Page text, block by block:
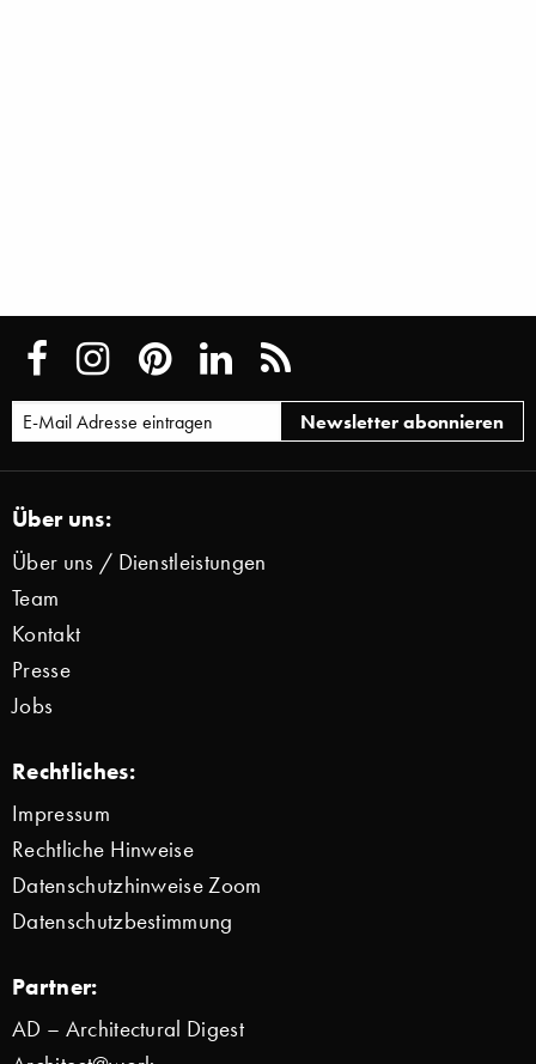
Über uns:
Über uns / Dienstleistungen
Team
Kontakt
Presse
Jobs
Rechtliches:
Impressum
Rechtliche Hinweise
Datenschutzhinweise Zoom
Datenschutzbestimmung
Partner:
AD – Architectural Digest